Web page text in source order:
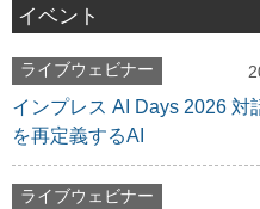
イベント
ライブウェビナー
インプレス AI Days 2026
を再定義するAI
ライブウェビナー